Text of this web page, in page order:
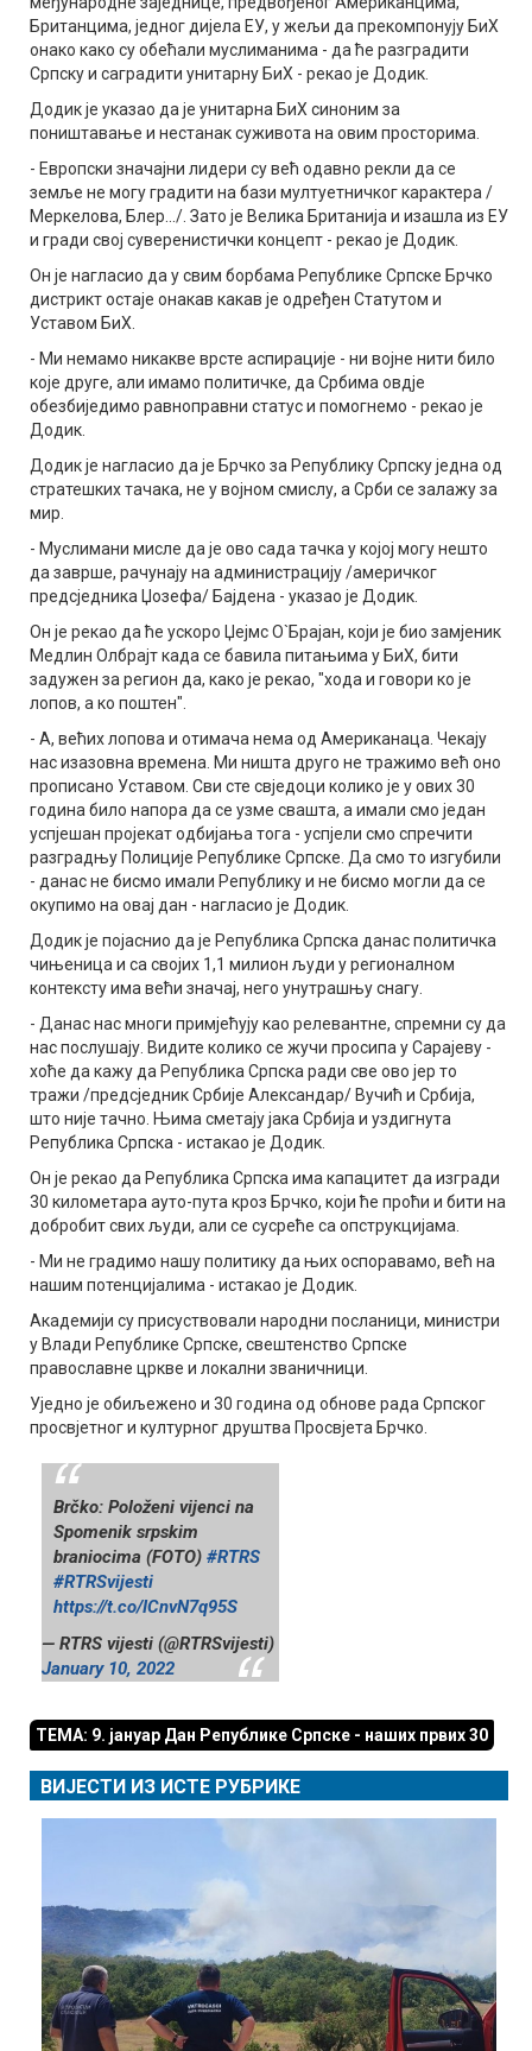
Британцима, једног дијела ЕУ, у жељи да прекомпонују БиХ
онако како су обећали муслиманима - да ће разградити
Српску и саградити унитарну БиХ - рекао је Додик.
Додик је указао да је унитарна БиХ синоним за
поништавање и нестанак суживота на овим просторима.
- Европски значајни лидери су већ одавно рекли да се
земље не могу градити на бази мултуетничког карактера /
Меркелова, Блер.../. Зато је Велика Британија и изашла из ЕУ
и гради свој суверенистички концепт - рекао је Додик.
Он је нагласио да у свим борбама Републике Српске Брчко
дистрикт остаје онакав какав је одређен Статутом и
Уставом БиХ.
- Ми немамо никакве врсте аспирације - ни војне нити било
које друге, али имамо политичке, да Србима овдје
обезбиједимо равноправни статус и помогнемо - рекао је
Додик.
Додик је нагласио да је Брчко за Републику Српску једна од
стратешких тачака, не у војном смислу, а Срби се залажу за
мир.
- Муслимани мисле да је ово сада тачка у којој могу нешто
да заврше, рачунају на администрацију /америчког
предсједника Џозефа/ Бајдена - указао је Додик.
Он је рекао да ће ускоро Џејмс О`Брајан, који је био замјеник
Медлин Олбрајт када се бавила питањима у БиХ, бити
задужен за регион да, како је рекао, "хода и говори ко је
лопов, а ко поштен".
- А, већих лопова и отимача нема од Американаца. Чекају
нас изазовна времена. Ми ништа друго не тражимо већ оно
прописано Уставом. Сви сте свједоци колико је у ових 30
година било напора да се узме свашта, а имали смо један
успјешан пројекат одбијања тога - успјели смо спречити
разградњу Полиције Републике Српске. Да смо то изгубили
- данас не бисмо имали Републику и не бисмо могли да се
окупимо на овај дан - нагласио је Додик.
Додик је појаснио да је Република Српска данас политичка
чињеница и са својих 1,1 милион људи у регионалном
контексту има већи значај, него унутрашњу снагу.
- Данас нас многи примјећују као релевантне, спремни су да
нас послушају. Видите колико се жучи просипа у Сарајеву -
хоће да кажу да Република Српска ради све ово јер то
тражи /предсједник Србије Александар/ Вучић и Србија,
што није тачно. Њима сметају јака Србија и уздигнута
Република Српска - истакао је Додик.
Он је рекао да Република Српска има капацитет да изгради
30 километара ауто-пута кроз Брчко, који ће проћи и бити на
добробит свих људи, али се сусреће са опструкцијама.
- Ми не градимо нашу политику да њих оспоравамо, већ на
нашим потенцијалима - истакао је Додик.
Академији су присуствовали народни посланици, министри
у Влади Републике Српске, свештенство Српске
православне цркве и локални званичници.
Уједно је обиљежено и 30 година од обнове рада Српског
просвјетног и културног друштва Просвјета Брчко.
Brčko: Položeni vijenci na
Spomenik srpskim
braniocima (FOTO) #RTRS
#RTRSvijesti
https://t.co/ICnvN7q95S
— RTRS vijesti (@RTRSvijesti)
January 10, 2022
ТЕМА: 9. јануар Дан Републике Српске - наших првих 30
ВИЈЕСТИ ИЗ ИСТЕ РУБРИКЕ